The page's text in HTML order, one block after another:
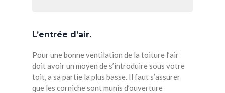
L’entrée d’air.
Pour une bonne ventilation de la toiture l’air
doit avoir un moyen de s’introduire sous votre
toit, a sa partie la plus basse. Il faut s’assurer
que les corniche sont munis d’ouverture